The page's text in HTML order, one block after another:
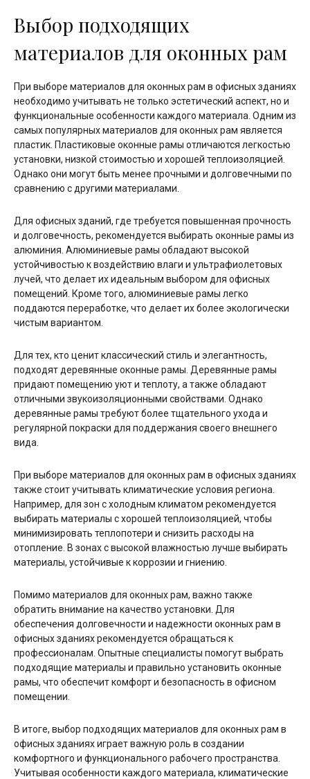
Выбор подходящих
материалов для оконных рам
При выборе материалов для оконных рам в офисных зданиях
необходимо учитывать не только эстетический аспект, но и
функциональные особенности каждого материала. Одним из
самых популярных материалов для оконных рам является
пластик. Пластиковые оконные рамы отличаются легкостью
установки, низкой стоимостью и хорошей теплоизоляцией.
Однако они могут быть менее прочными и долговечными по
сравнению с другими материалами.
Для офисных зданий, где требуется повышенная прочность
и долговечность, рекомендуется выбирать оконные рамы из
алюминия. Алюминиевые рамы обладают высокой
устойчивостью к воздействию влаги и ультрафиолетовых
лучей, что делает их идеальным выбором для офисных
помещений. Кроме того, алюминиевые рамы легко
поддаются переработке, что делает их более экологически
чистым вариантом.
Для тех, кто ценит классический стиль и элегантность,
подходят деревянные оконные рамы. Деревянные рамы
придают помещению уют и теплоту, а также обладают
отличными звукоизоляционными свойствами. Однако
деревянные рамы требуют более тщательного ухода и
регулярной покраски для поддержания своего внешнего
вида.
При выборе материалов для оконных рам в офисных зданиях
также стоит учитывать климатические условия региона.
Например, для зон с холодным климатом рекомендуется
выбирать материалы с хорошей теплоизоляцией, чтобы
минимизировать теплопотери и снизить расходы на
отопление. В зонах с высокой влажностью лучше выбирать
материалы, устойчивые к коррозии и гниению.
Помимо материалов для оконных рам, важно также
обратить внимание на качество установки. Для
обеспечения долговечности и надежности оконных рам в
офисных зданиях рекомендуется обращаться к
профессионалам. Опытные специалисты помогут выбрать
подходящие материалы и правильно установить оконные
рамы, что обеспечит комфорт и безопасность в офисном
помещении.
В итоге, выбор подходящих материалов для оконных рам в
офисных зданиях играет важную роль в создании
комфортного и функционального рабочего пространства.
Учитывая особенности каждого материала, климатические